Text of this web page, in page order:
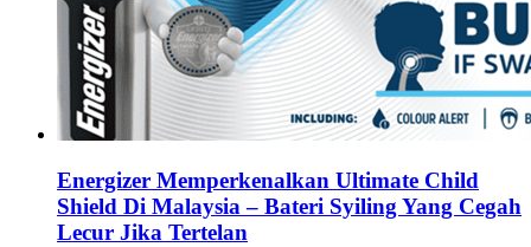
Energizer Memperkenalkan Ultimate Child
Shield Di Malaysia – Bateri Syiling Yang Cegah
Lecur Jika Tertelan